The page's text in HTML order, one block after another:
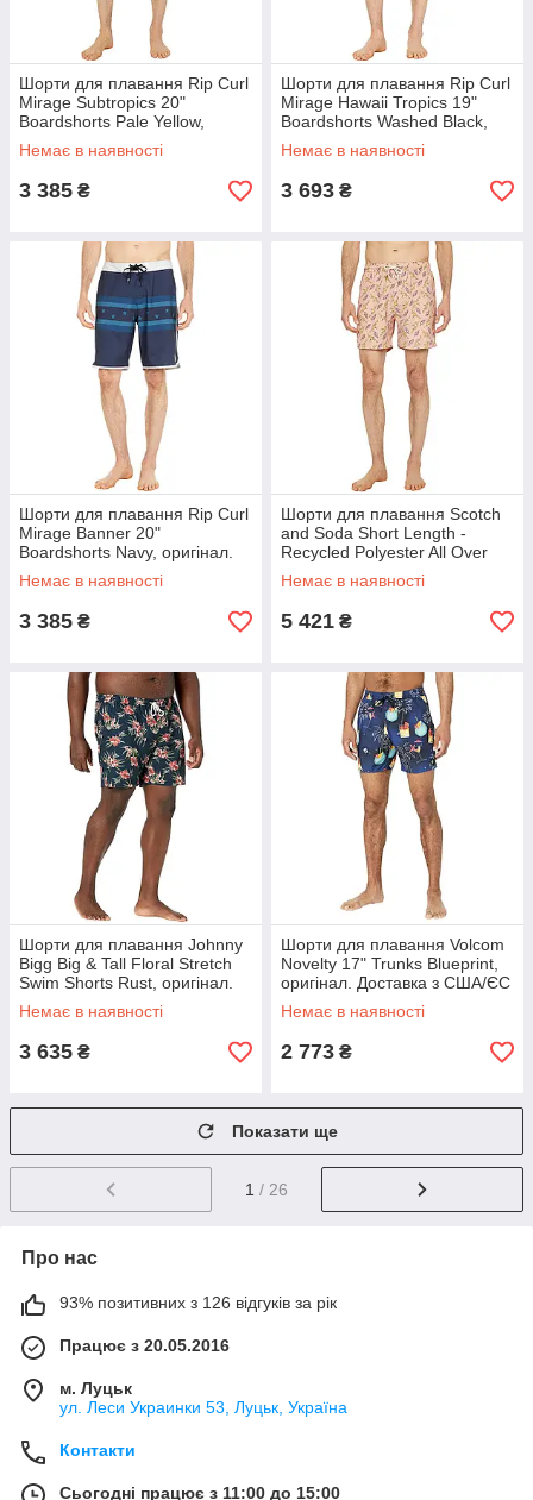
Шорти для плавання Rip Curl
Mirage Subtropics 20"
Boardshorts Pale Yellow,
оригінал. Доставка з США/ЄС
протягом 14 днів
Немає в наявності
3 385 ₴
Шорти для плавання Rip Curl
Mirage Hawaii Tropics 19"
Boardshorts Washed Black,
оригінал. Доставка з США/ЄС
протягом 14 днів
Немає в наявності
3 693 ₴
Шорти для плавання Rip Curl
Mirage Banner 20"
Boardshorts Navy, оригінал.
Доставка з США/ЄС протягом
14 днів
Немає в наявності
3 385 ₴
Шорти для плавання Scotch
and Soda Short Length -
Recycled Polyester All Over
Printed Swimshorts Combo C,
оригінал. Доставка з
Немає в наявності
5 421 ₴
Шорти для плавання Johnny
Bigg Big & Tall Floral Stretch
Swim Shorts Rust, оригінал.
Доставка від 14 днів
Немає в наявності
3 635 ₴
Шорти для плавання Volcom
Novelty 17" Trunks Blueprint,
оригінал. Доставка з США/ЄС
протягом 14 днів
Немає в наявності
2 773 ₴
Показати ще
1 / 26
Про нас
93% позитивних з 126 відгуків за рік
Працює з 20.05.2016
м. Луцьк
ул. Леси Украинки 53, Луцьк, Україна
Контакти
Сьогодні працює з 11:00 до 15:00